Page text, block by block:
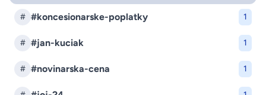
# #koncesionarske-poplatky 1
# #jan-kuciak 1
# #novinarska-cena 1